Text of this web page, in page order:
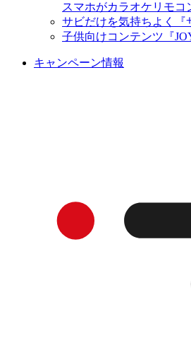
スマホがカラオケリモコ
サビだけを気持ちよく『
子供向けコンテンツ『
キャンペーン情報